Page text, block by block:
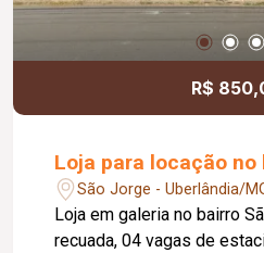
R$
Loja para locação no
São Jorge - Uberlândia/
Loja em galeria no bairro
recuada, 04 vagas de